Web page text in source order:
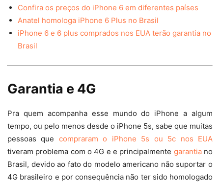
Confira os preços do iPhone 6 em diferentes países
Anatel homologa iPhone 6 Plus no Brasil
iPhone 6 e 6 plus comprados nos EUA terão garantia no
Brasil
Garantia e 4G
Pra quem acompanha esse mundo do iPhone a algum
tempo, ou pelo menos desde o iPhone 5s, sabe que muitas
pessoas que compraram o iPhone 5s ou 5c nos EUA
tiveram problema com o 4G e e principalmente garantiano
Brasil, devido ao fato do modelo americano não suportar o
4G brasileiro e por consequência não ter sido homologado